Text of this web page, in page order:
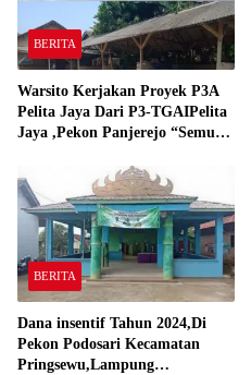
BERITA
Warsito Kerjakan Proyek P3A
Pelita Jaya Dari P3-TGAIPelita
Jaya ,Pekon Panjerejo “Semua
BERITA
Dana insentif Tahun 2024,Di
Pekon Podosari Kecamatan
Pringsewu,Lampung